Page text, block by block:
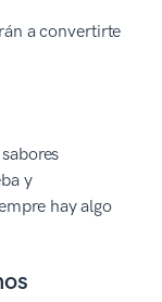
a convertirte
y
hay algo